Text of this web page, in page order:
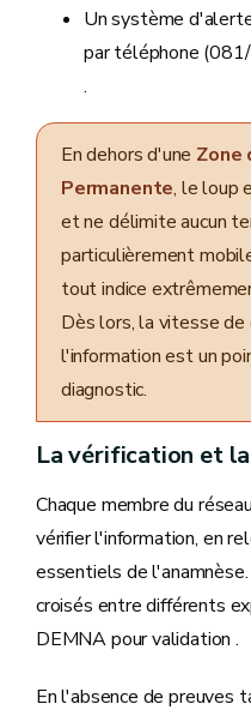
Un système
par téléphone
.
En dehors d'une Zone
Permanente, le loup
et ne délimite aucun
particulièrement
tout indice
Dès lors, la vitesse de
l'information est un
diagnostic.
La vérification et
Chaque membre du
vérifier l'information, en
essentiels de
croisés entre différents
DEMNA pour validation .
En l'absence de preuves